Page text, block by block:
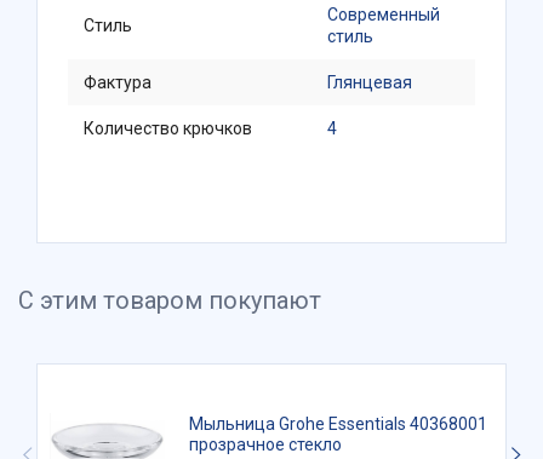
Стиль
Современный
стиль
Фактура Глянцевая
Количество крючков 4
С этим товаром покупают
Мыльница Grohe Essentials 40368001
прозрачное стекло